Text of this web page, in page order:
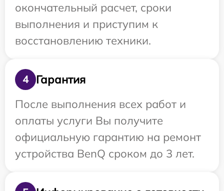
окончательный расчет, сроки
выполнения и приступим к
восстановлению техники.
4
Гарантия
После выполнения всех работ и
оплаты услуги Вы получите
официальную гарантию на ремонт
устройства BenQ сроком до 3 лет.